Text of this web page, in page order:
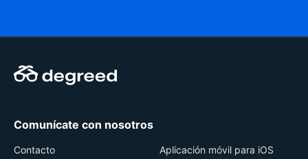
Comunícate con nosotros
Contacto
Aplicación móvil para iOS